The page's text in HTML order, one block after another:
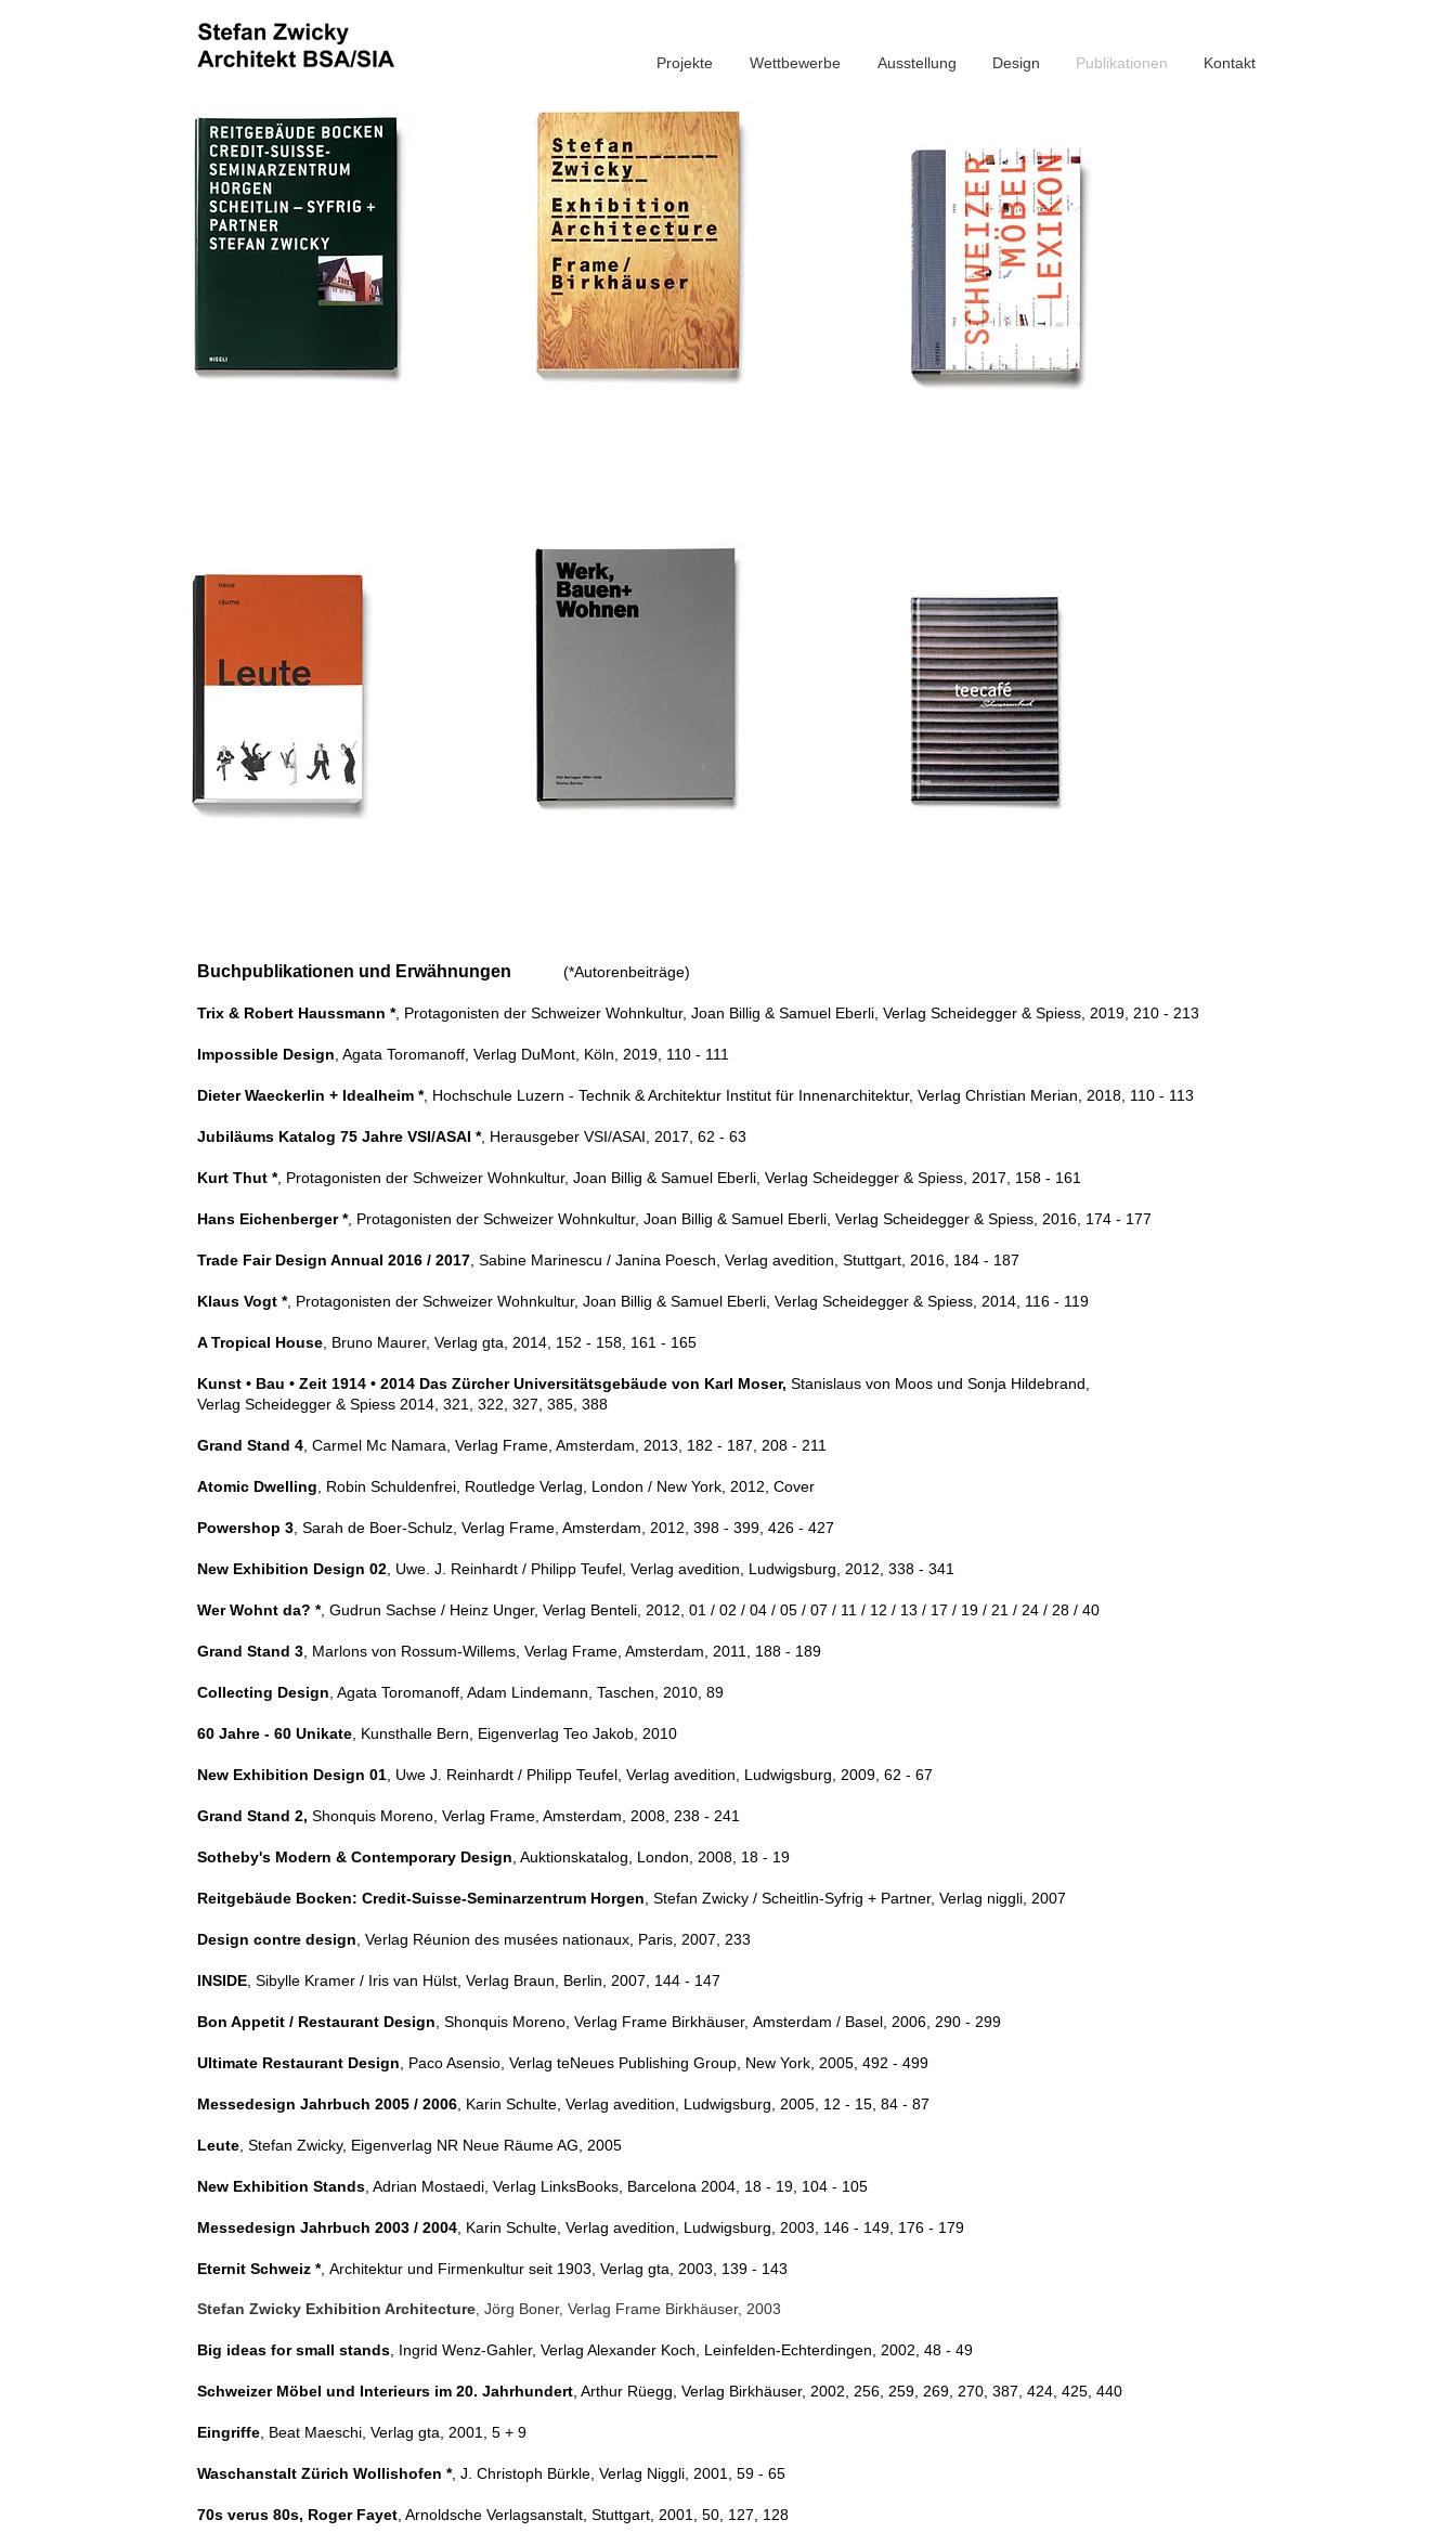
Projekte Wettbewerbe Ausstellung Design Publikationen Kontakt
Buchpublikationen und Erwähnungen (*Autorenbeiträge)
Trix & Robert Haussmann *, Protagonisten der Schweizer Wohnkultur, Joan Billig & Samuel Eberli, Verlag Scheidegger & Spiess, 2019, 210 - 213
Impossible Design , Agata Toromanoff, Verlag DuMont, Köln, 2019, 110 - 111
Dieter Waeckerlin + Idealheim *, Hochschule Luzern - Technik & Architektur Institut für Innenarchitektur, Verlag Christian Merian, 2018, 110 - 113
Jubiläums Katalog 75 Jahre VSI/ASAI *, Herausgeber VSI/ASAI, 2017, 62 - 63
Kurt Thut *, Protagonisten der Schweizer Wohnkultur, Joan Billig & Samuel Eberli, Verlag Scheidegger & Spiess, 2017, 158 - 161
Hans Eichenberger *, Protagonisten der Schweizer Wohnkultur, Joan Billig & Samuel Eberli, Verlag Scheidegger & Spiess, 2016, 174 - 177
Trade Fair Design Annual 2016 / 2017 , Sabine Marinescu / Janina Poesch, Verlag avedition, Stuttgart, 2016, 184 - 187
Klaus Vogt *, Protagonisten der Schweizer Wohnkultur, Joan Billig & Samuel Eberli, Verlag Scheidegger & Spiess, 2014, 116 - 119
A Tropical House , Bruno Maurer, Verlag gta, 2014, 152 - 158, 161 - 165
Kunst • Bau • Zeit 1914 • 2014 Das Zürcher Universitätsgebäude von Karl Moser, Stanislaus von Moos und Sonja Hildebrand,
Verlag Scheidegger & Spiess 2014, 321, 322, 327, 385, 388
Grand Stand 4 , Carmel Mc Namara, Verlag Frame, Amsterdam, 2013, 182 - 187, 208 - 211
Atomic Dwelling , Robin Schuldenfrei, Routledge Verlag, London / New York, 2012, Cover
Powershop 3 , Sarah de Boer-Schulz, Verlag Frame, Amsterdam, 2012, 398 - 399, 426 - 427
New Exhibition Design 02 , Uwe. J. Reinhardt / Philipp Teufel, Verlag avedition, Ludwigsburg, 2012, 338 - 341
Wer Wohnt da? *, Gudrun Sachse / Heinz Unger, Verlag Benteli, 2012, 01 / 02 / 04 / 05 / 07 / 11 / 12 / 13 / 17 / 19 / 21 / 24 / 28 / 40
Grand Stand 3 , Marlons von Rossum-Willems, Verlag Frame, Amsterdam, 2011, 188 - 189
Collecting Design , Agata Toromanoff, Adam Lindemann, Taschen, 2010, 89
60 Jahre - 60 Unikate , Kunsthalle Bern, Eigenverlag Teo Jakob, 2010
New Exhibition Design 01 , Uwe J. Reinhardt / Philipp Teufel, Verlag avedition, Ludwigsburg, 2009, 62 - 67
Grand Stand 2, Shonquis Moreno, Verlag Frame, Amsterdam, 2008, 238 - 241
Sotheby's Modern & Contemporary Design , Auktionskatalog, London, 2008, 18 - 19
Reitgebäude Bocken: Credit-Suisse-Seminarzentrum Horgen , Stefan Zwicky / Scheitlin-Syfrig + Partner, Verlag niggli, 2007
Design contre design , Verlag Réunion des musées nationaux, Paris, 2007, 233
INSIDE , Sibylle Kramer / Iris van Hülst, Verlag Braun, Berlin, 2007, 144 - 147
Bon Appetit / Restaurant Design , Shonquis Moreno, Verlag Frame Birkhäuser, Amsterdam / Basel, 2006, 290 - 299
Ultimate Restaurant Design , Paco Asensio, Verlag teNeues Publishing Group, New York, 2005, 492 - 499
Messedesign Jahrbuch 2005 / 2006 , Karin Schulte, Verlag avedition, Ludwigsburg, 2005, 12 - 15, 84 - 87
Leute , Stefan Zwicky, Eigenverlag NR Neue Räume AG, 2005
New Exhibition Stands , Adrian Mostaedi, Verlag LinksBooks, Barcelona 2004, 18 - 19, 104 - 105
Messedesign Jahrbuch 2003 / 2004 , Karin Schulte, Verlag avedition, Ludwigsburg, 2003, 146 - 149, 176 - 179
Eternit Schweiz *, Architektur und Firmenkultur seit 1903, Verlag gta, 2003, 139 - 143
Stefan Zwicky Exhibition Architecture , Jörg Boner, Verlag Frame Birkhäuser, 2003
Big ideas for small stands , Ingrid Wenz-Gahler, Verlag Alexander Koch, Leinfelden-Echterdingen, 2002, 48 - 49
Schweizer Möbel und Interieurs im 20. Jahrhundert , Arthur Rüegg, Verlag Birkhäuser, 2002, 256, 259, 269, 270, 387, 424, 425, 440
Eingriffe , Beat Maeschi, Verlag gta, 2001, 5 + 9
Waschanstalt Zürich Wollishofen *, J. Christoph Bürkle, Verlag Niggli, 2001, 59 - 65
70s verus 80s, Roger Fayet , Arnoldsche Verlagsanstalt, Stuttgart, 2001, 50, 127, 128